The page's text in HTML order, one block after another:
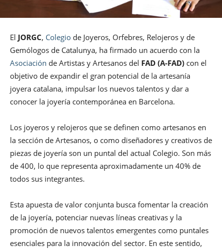
El JORGC, Colegio de Joyeros, Orfebres, Relojeros y de
Gemólogos de Catalunya, ha firmado un acuerdo con la
Asociación de Artistas y Artesanos del FAD (A-FAD) con el
objetivo de expandir el gran potencial de la artesanía
joyera catalana, impulsar los nuevos talentos y dar a
conocer la joyería contemporánea en Barcelona.
Los joyeros y relojeros que se definen como artesanos en
la sección de Artesanos, o como diseñadores y creativos de
piezas de joyería son un puntal del actual Colegio. Son más
de 400, lo que representa aproximadamente un 40% de
todos sus integrantes.
Esta apuesta de valor conjunta busca fomentar la creación
de la joyería, potenciar nuevas líneas creativas y la
promoción de nuevos talentos emergentes como puntales
esenciales para la innovación del sector. En este sentido,